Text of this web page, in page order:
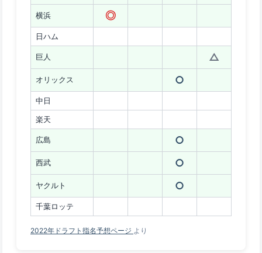
横浜 ◎
日ハム
巨人 △
オリックス ○
中日
楽天
広島 ○
西武 ○
ヤクルト ○
千葉ロッテ
2022年ドラフト指名予想ページ より